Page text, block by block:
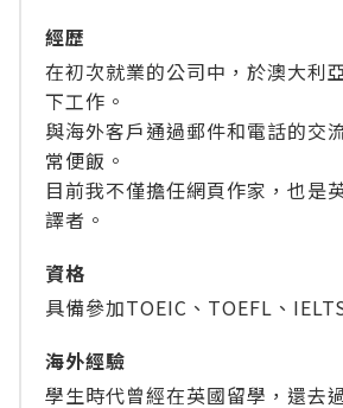
經歴
在初次就業的公司中，於澳大利
下工作。
與海外客戶通過郵件和電話的交
常便飯。
目前我不僅擔任網頁作家，也是
譯者。
資格
具備參加TOEIC、TOEFL、
海外經驗
學生時代曾經在英國留學，還去